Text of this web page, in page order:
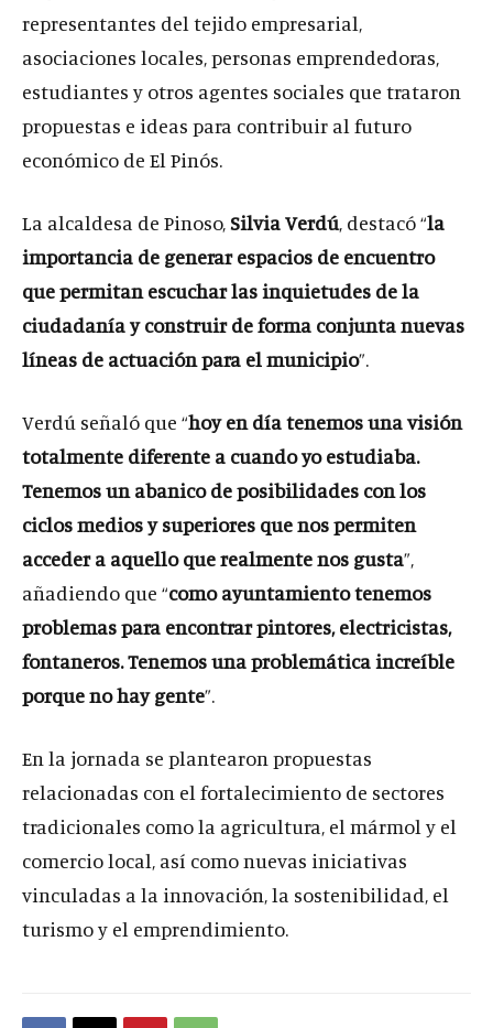
representantes del tejido empresarial,
asociaciones locales, personas emprendedoras,
estudiantes y otros agentes sociales que trataron
propuestas e ideas para contribuir al futuro
económico de El Pinós.
La alcaldesa de Pinoso,Silvia Verdú, destacó “la
importancia de generar espacios de encuentro
que permitan escuchar las inquietudes de la
ciudadanía y construir de forma conjunta nuevas
líneas de actuación para el municipio”.
Verdú señaló que “hoy en día tenemos una visión
totalmente diferente a cuando yo estudiaba.
Tenemos un abanico de posibilidades con los
ciclos medios y superiores que nos permiten
acceder a aquello que realmente nos gusta”,
añadiendo que “como ayuntamiento tenemos
problemas para encontrar pintores, electricistas,
fontaneros. Tenemos una problemática increíble
porque no hay gente”.
En la jornada se plantearon propuestas
relacionadas con el fortalecimiento de sectores
tradicionales como la agricultura, el mármol y el
comercio local, así como nuevas iniciativas
vinculadas a la innovación, la sostenibilidad, el
turismo y el emprendimiento.